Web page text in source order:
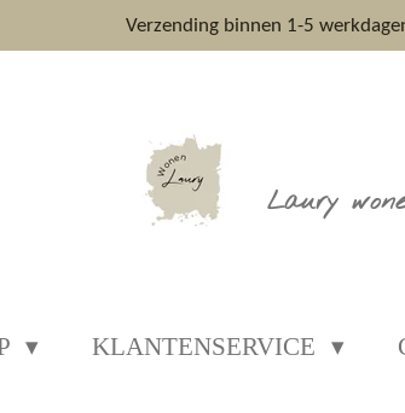
Verzending binnen 1-5
Laury
KLANTENSERVICE